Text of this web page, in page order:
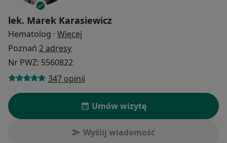
lek. Marek Karasiewicz
Hematolog · Więcej
Poznań 2 adresy
Nr PWZ: 5560822
347 opinii
Umów wizytę
Wyślij wiadomość